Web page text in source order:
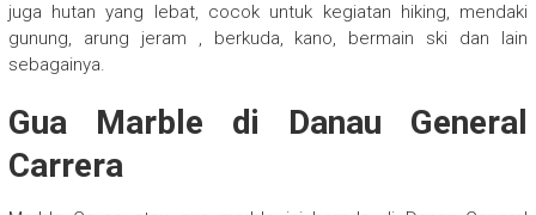
juga hutan yang lebat, cocok untuk kegiatan hiking, mendaki
gunung, arung jeram , berkuda, kano, bermain ski dan lain
sebagainya.
Gua Marble di Danau General
Carrera